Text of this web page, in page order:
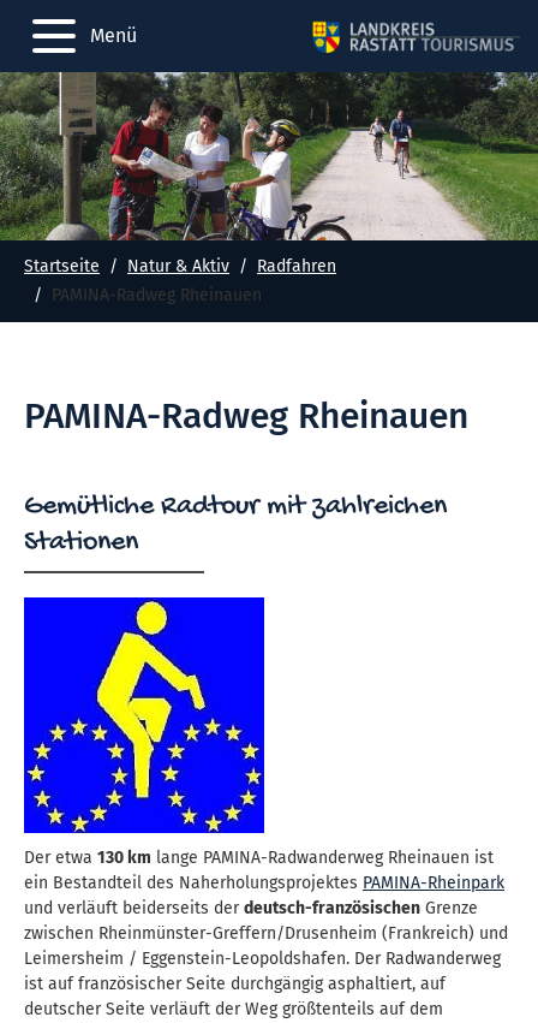
Menü
Startseite Natur & Aktiv
Radfahren
PAMINA-Radweg Rheinauen
PAMINA-Radweg Rheinauen
Gemütliche Radtour mit zahlreichen
Stationen
Der etwa 130 km lange PAMINA-Radwanderweg Rheinauen ist
ein Bestandteil des Naherholungsprojektes PAMINA-Rheinpark
und verläuft beiderseits derdeutsch-französischen Grenze
zwischen Rheinmünster-Greffern/Drusenheim (Frankreich) und
Leimersheim / Eggenstein-Leopoldshafen. Der Radwanderweg
ist auf französischer Seite durchgängig asphaltiert, auf
deutscher Seite verläuft der Weg größtenteils auf dem